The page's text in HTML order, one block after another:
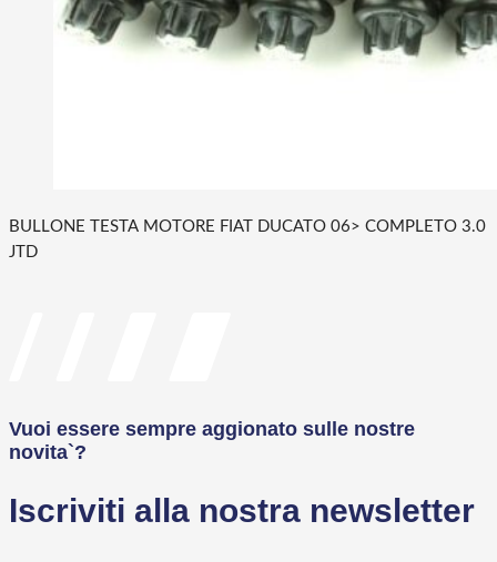
BULLONE TESTA MOTORE FIAT DUCATO 06> COMPLETO 3.0
JTD
Vuoi essere sempre aggionato sulle nostre
novita`?
Iscriviti alla nostra newsletter